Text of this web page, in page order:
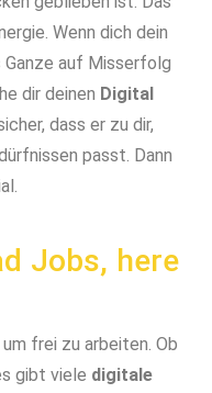
Wenn dich dein
auf Misserfolg
dir deinen Digital
dass er zu dir,
passt. Dann
Jobs, here
frei zu arbeiten. Ob
gibt viele digitale